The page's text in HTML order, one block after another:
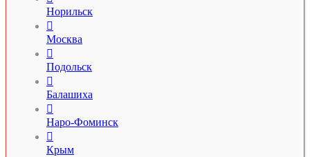
Норильск

Москва

Подольск

Балашиха

Наро-Фоминск

Крым